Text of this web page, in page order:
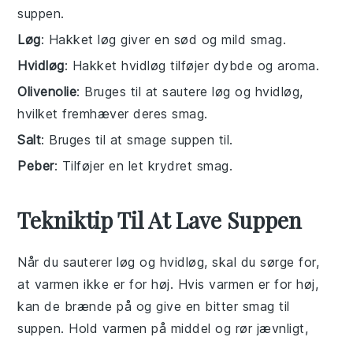
suppen.
Løg: Hakket løg giver en sød og mild smag.
Hvidløg: Hakket hvidløg tilføjer dybde og aroma.
Olivenolie: Bruges til at sautere løg og hvidløg,
hvilket fremhæver deres smag.
Salt: Bruges til at smage suppen til.
Peber: Tilføjer en let krydret smag.
Tekniktip Til At Lave Suppen
Når du sautererløg og hvidløg, skal du sørge for,
at varmen ikke er for høj. Hvis varmen er for høj,
kan de brænde på og give en bitter smag til
suppen. Hold varmen på middel og rør jævnligt,